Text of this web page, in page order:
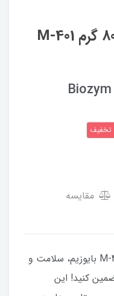
غذای گرانول دیسکس 80 گرم M-401
تخفیف
مقایسه
با غذای گرانول دیسکس 80 گرم M-401 بایوزیم، سلامت و
کنید! این